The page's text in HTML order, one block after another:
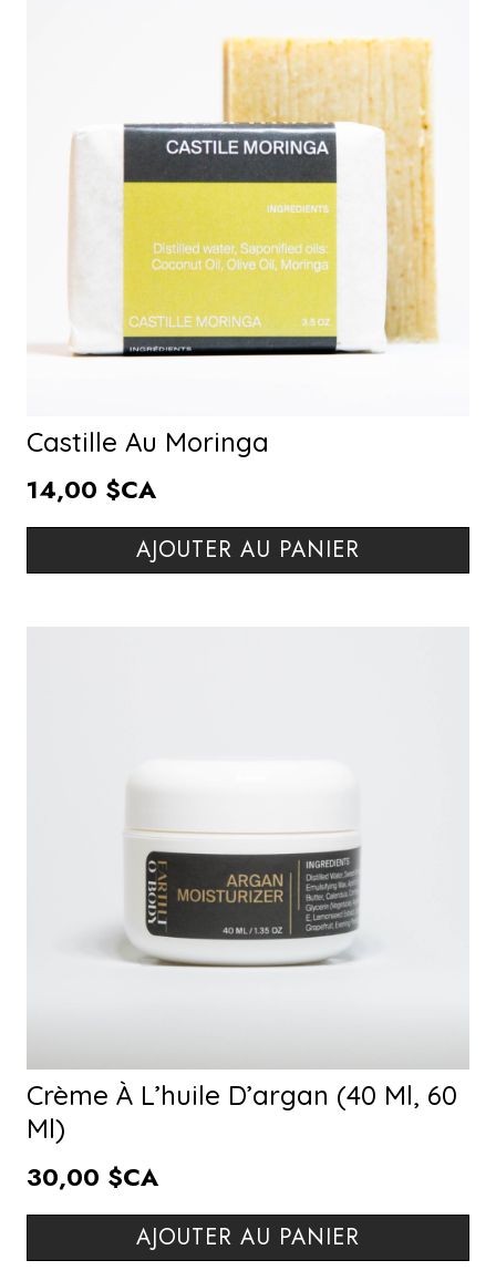
Castille Au Moringa
14,00 $CA
AJOUTER AU PANIER
Crème À L’huile D’argan (40 Ml, 60
Ml)
30,00 $CA
AJOUTER AU PANIER